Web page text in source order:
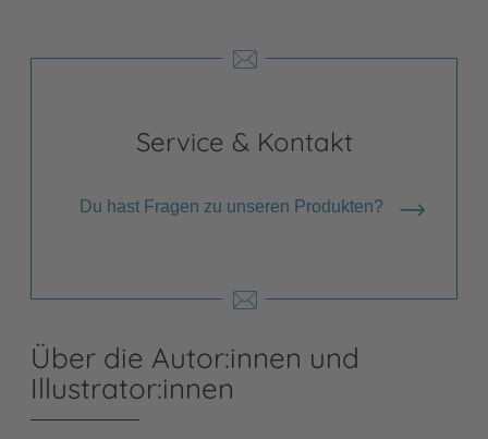
Service & Kontakt
Du hast Fragen zu unseren Produkten?
Über die Autor:innen und
Illustrator:innen